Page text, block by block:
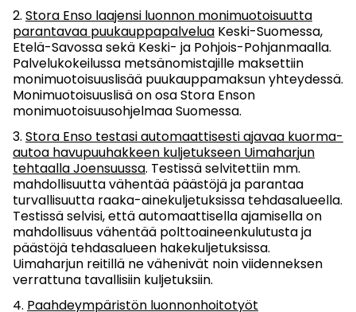
Stora Enso laajensi luonnon monimuotoisuutta
parantavaa puukauppapalvelua Keski-Suomessa,
Etelä-Savossa sekä Keski- ja Pohjois-Pohjanmaalla.
Palvelukokeilussa metsänomistajille maksettiin
monimuotoisuuslisää puukauppamaksun yhteydessä.
Monimuotoisuuslisä on osa Stora Enson
monimuotoisuusohjelmaa Suomessa.
Stora Enso testasi automaattisesti ajavaa kuorma-
autoa havupuuhakkeen kuljetukseen Uimaharjun
tehtaalla Joensuussa. Testissä selvitettiin mm.
mahdollisuutta vähentää päästöjä ja parantaa
turvallisuutta raaka-ainekuljetuksissa tehdasalueella.
Testissä selvisi, että automaattisella ajamisella on
mahdollisuus vähentää polttoaineenkulutusta ja
päästöjä tehdasalueen hakekuljetuksissa.
Uimaharjun reitillä ne vähenivät noin viidenneksen
verrattuna tavallisiin kuljetuksiin.
Paahdeympäristön luonnonhoitotyöt